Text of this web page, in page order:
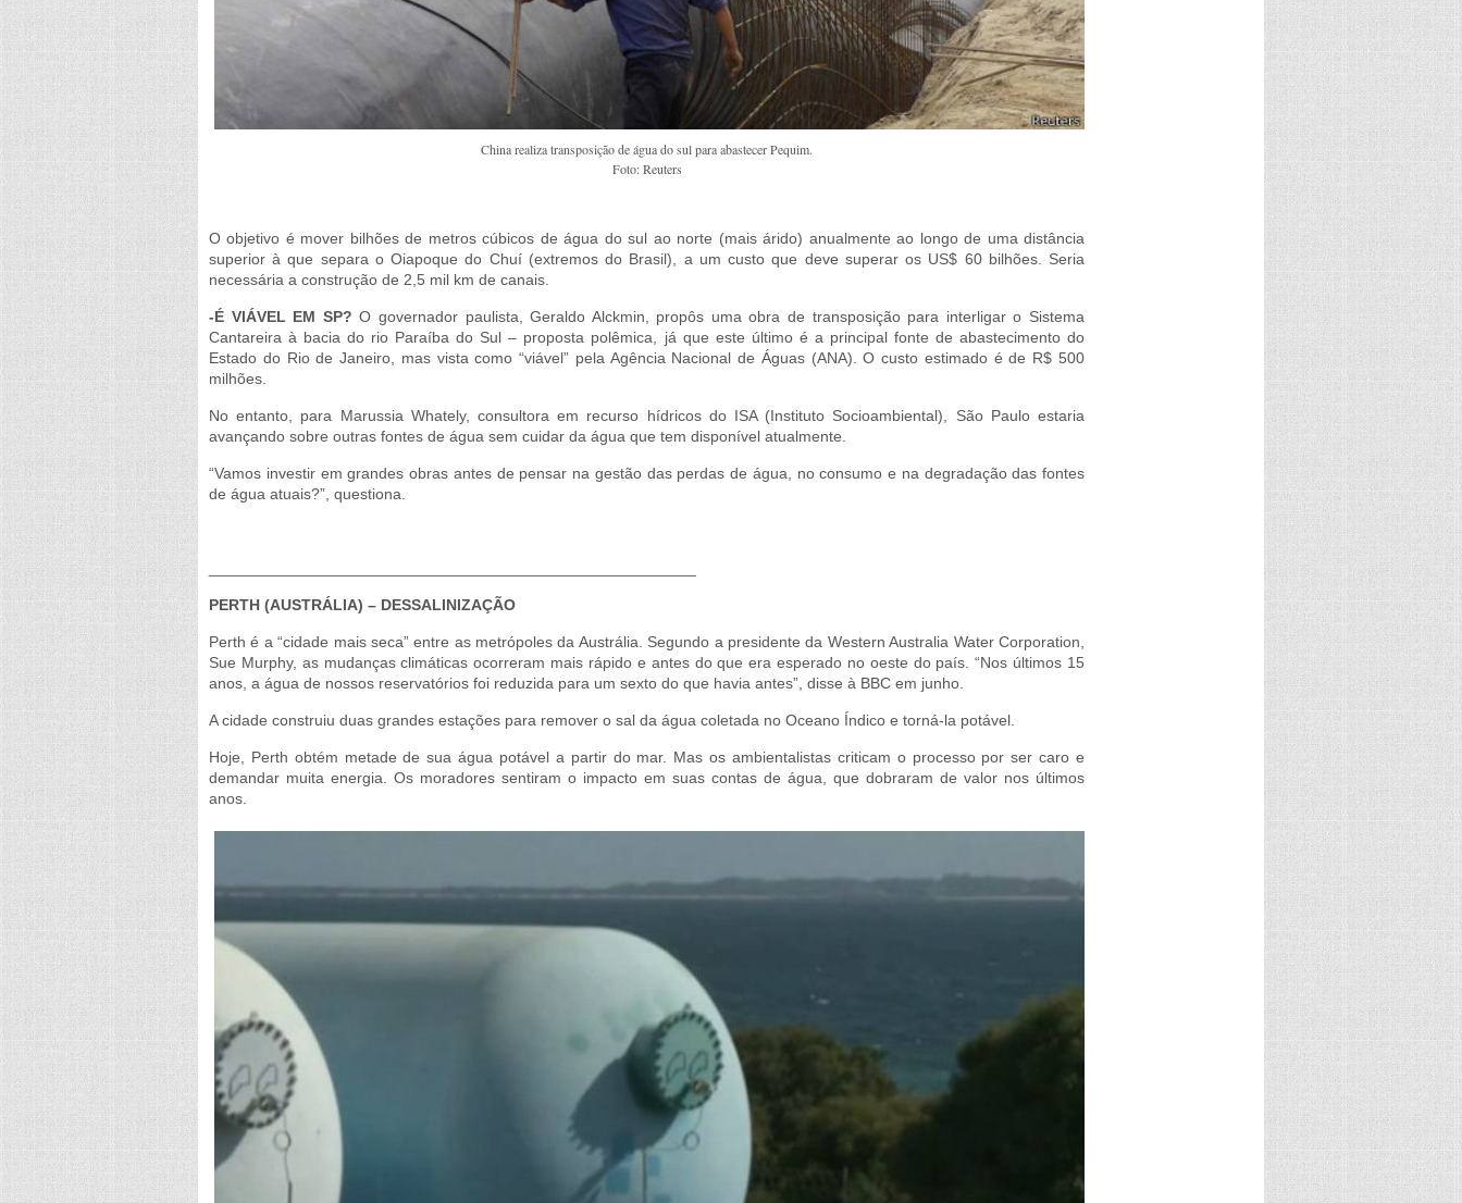
China realiza transposição de água do sul para abastecer Pequim.
Foto: Reuters
O objetivo é mover bilhões de metros cúbicos de água do sul ao norte (mais árido) anualmente ao longo de uma distância
superior à que separa o Oiapoque do Chuí (extremos do Brasil), a um custo que deve superar os US$ 60 bilhões. Seria
necessária a construção de 2,5 mil km de canais.
-É VIÁVEL EM SP?O governador paulista, Geraldo Alckmin, propôs uma obra de transposição para interligar o Sistema
Cantareira à bacia do rio Paraíba do Sul – proposta polêmica, já que este último é a principal fonte de abastecimento do
Estado do Rio de Janeiro, mas vista como “viável” pela Agência Nacional de Águas (ANA). O custo estimado é de R$ 500
milhões.
No entanto, para Marussia Whately, consultora em recurso hídricos do ISA (Instituto Socioambiental), São Paulo estaria
avançando sobre outras fontes de água sem cuidar da água que tem disponível atualmente.
“Vamos investir em grandes obras antes de pensar na gestão das perdas de água, no consumo e na degradação das fontes
de água atuais?”, questiona.
PERTH (AUSTRÁLIA) – DESSALINIZAÇÃO
Perth é a “cidade mais seca” entre as metrópoles da Austrália. Segundo a presidente da Western Australia Water Corporation,
Sue Murphy, as mudanças climáticas ocorreram mais rápido e antes do que era esperado no oeste do país. “Nos últimos 15
anos, a água de nossos reservatórios foi reduzida para um sexto do que havia antes”, disse à BBC em junho.
A cidade construiu duas grandes estações para remover o sal da água coletada no Oceano Índico e torná-la potável.
Hoje, Perth obtém metade de sua água potável a partir do mar. Mas os ambientalistas criticam o processo por ser caro e
demandar muita energia. Os moradores sentiram o impacto em suas contas de água, que dobraram de valor nos últimos
anos.